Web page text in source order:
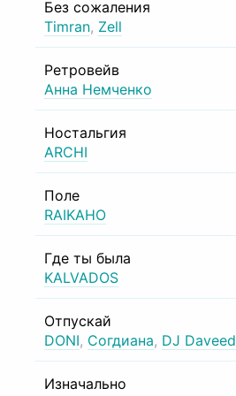
Без сожаления
Timran, Zell
Ретровейв
Анна Немченко
Ностальгия
ARCHI
Поле
RAIKAHO
Где ты была
KALVADOS
Отпускай
DONI, Согдиана, DJ Daveed
Изначально